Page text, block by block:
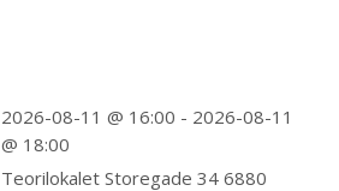
2026-08-11 @ 16:00 - 2026-08-11
@ 18:00
Teorilokalet Storegade 34 6880